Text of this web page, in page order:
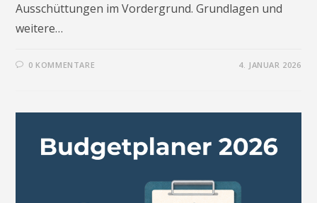
Ausschüttungen im Vordergrund. Grundlagen und
weitere…
0 KOMMENTARE 4. JANUAR 2026